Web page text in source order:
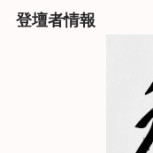
登壇者情報